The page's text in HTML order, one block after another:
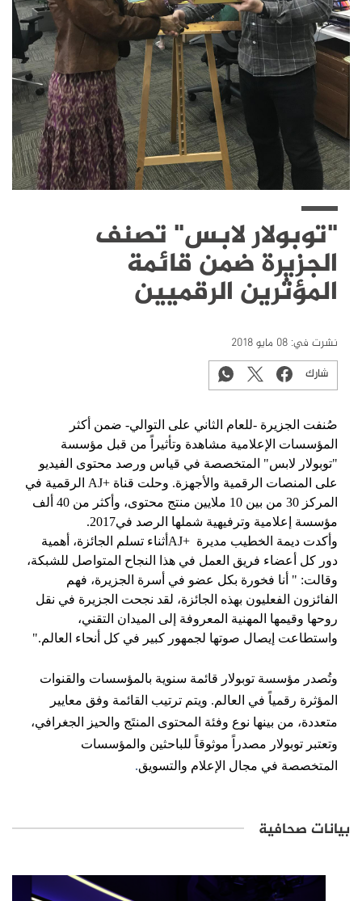
"توبولار لابس" تصنف
الجزيرة ضمن قائمة
المؤثرين الرقميين
نشرت في: 08 مايو 2018
شارك
صُنفت الجزيرة -للعام الثاني على التوالي- ضمن أكثر
المؤسسات الإعلامية مشاهدة وتأثيراً من قبل مؤسسة
"توبولار لابس" المتخصصة في قياس ورصد محتوى الفيديو
على المنصات الرقمية والأجهزة. وحلت قناة AJ+ الرقمية في
المركز 30 من بين 10 ملايين منتج محتوى، وأكثر من 40 ألف
مؤسسة إعلامية وترفيهية شملها الرصد في2017.
وأكدت ديمة الخطيب مديرة AJ+ أثناء تسلم الجائزة، أهمية
دور كل أعضاء فريق العمل في هذا النجاح المتواصل للشبكة،
وقالت: " أنا فخورة بكل عضو في أسرة الجزيرة، فهم
الفائزون الفعليون بهذه الجائزة، لقد نجحت الجزيرة في نقل
روحها وقيمها المهنية المعروفة إلى الميدان التقني،
واستطاعت إيصال صوتها لجمهور كبير في كل أنحاء العالم."
وتُصدر مؤسسة توبولار قائمة سنوية بالمؤسسات والقنوات
المؤثرة رقمياً في العالم. ويتم ترتيب القائمة وفق معايير
متعددة، من بينها نوع وفئة المحتوى المنتَج والحيز الجغرافي،
وتعتبر توبولار مصدراً موثوقاً للباحثين والمؤسسات
المتخصصة في مجال الإعلام والتسويق.
بيانات صحافية